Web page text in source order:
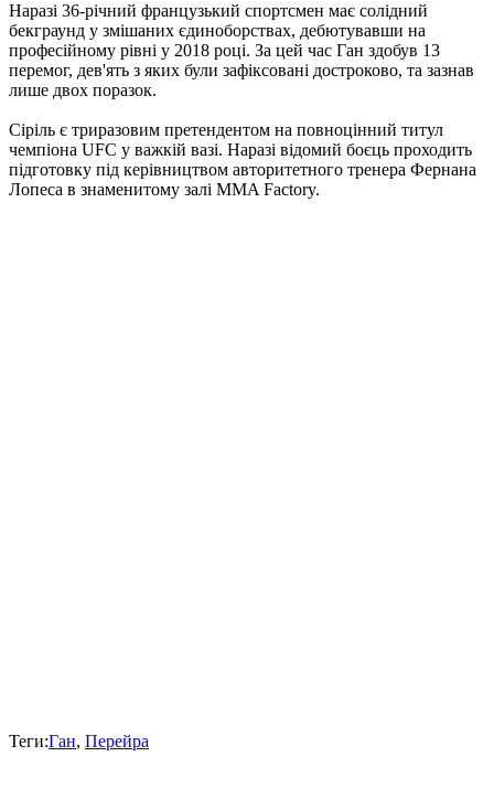
Наразі 36-річний французький спортсмен має солідний
бекграунд у змішаних єдиноборствах, дебютувавши на
професійному рівні у 2018 році. За цей час Ган здобув 13
перемог, дев'ять з яких були зафіксовані достроково, та зазнав
лише двох поразок.
Сіріль є триразовим претендентом на повноцінний титул
чемпіона UFC у важкій вазі. Наразі відомий боєць проходить
підготовку під керівництвом авторитетного тренера Фернана
Лопеса в знаменитому залі MMA Factory.
Теги:Ган, Перейра